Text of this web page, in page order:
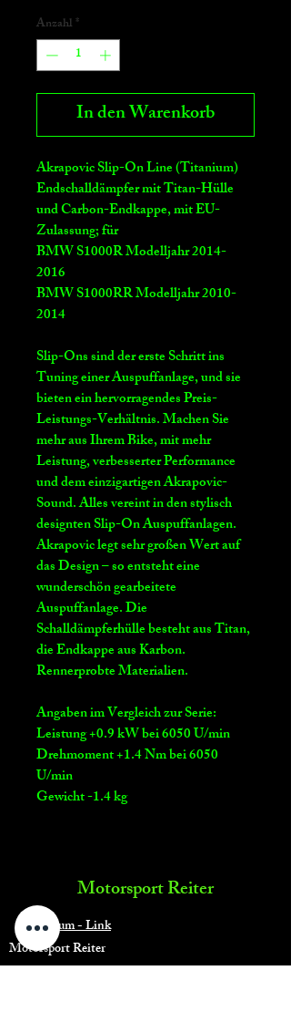
Anzahl*
In den Warenkorb
Akrapovic Slip-On Line (Titanium)
Endschalldämpfer mit Titan-Hülle
und Carbon-Endkappe, mit EU-
Zulassung; für
BMW S1000R Modelljahr 2014-
2016
BMW S1000RR Modelljahr 2010-
2014
Slip-Ons sind der erste Schritt ins
Tuning einer Auspuffanlage, und sie
bieten ein hervorragendes Preis-
Leistungs-Verhältnis. Machen Sie
mehr aus Ihrem Bike, mit mehr
Leistung, verbesserter Performance
und dem einzigartigen Akrapovic-
Sound. Alles vereint in den stylisch
designten Slip-On Auspuffanlagen.
Akrapovic legt sehr großen Wert auf
das Design – so entsteht eine
wunderschön gearbeitete
Auspuffanlage. Die
Schalldämpferhülle besteht aus Titan,
die Endkappe aus Karbon.
Rennerprobte Materialien.
Angaben im Vergleich zur Serie:
Leistung +0.9 kW bei 6050 U/min
Drehmoment +1.4 Nm bei 6050
U/min
Gewicht -1.4 kg
Motorsport Reiter
Impressum - Link
Motorsport Reiter